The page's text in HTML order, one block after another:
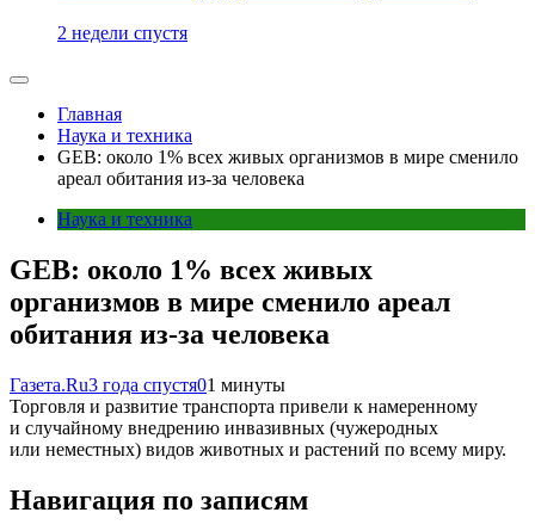
2 недели спустя
Главная
Наука и техника
GEB: около 1% всех живых организмов в мире сменило
ареал обитания из-за человека
Наука и техника
GEB: около 1% всех живых
организмов в мире сменило ареал
обитания из-за человека
Газета.Ru3 года спустя01 минуты
Торговля и развитие транспорта привели к намеренному
и случайному внедрению инвазивных (чужеродных
или неместных) видов животных и растений по всему миру.
Навигация по записям